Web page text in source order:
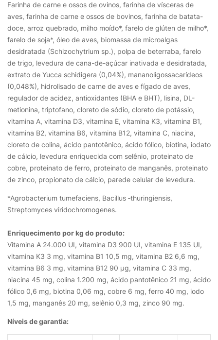
Farinha de carne e ossos de ovinos, farinha de vísceras de
aves, farinha de carne e ossos de bovinos, farinha de batata-
doce, arroz quebrado, milho moído*, farelo de glúten de milho*,
farelo de soja*, óleo de aves, biomassa de microalgas
desidratada (Schizochytrium sp.), polpa de beterraba, farelo
de trigo, levedura de cana-de-açúcar inativada e desidratada,
extrato de Yucca schidigera (0,04%), mananoligossacarídeos
(0,048%), hidrolisado de carne de aves e fígado de aves,
regulador de acidez, antioxidantes (BHA e BHT), lisina, DL-
metionina, triptofano, cloreto de sódio, cloreto de potássio,
vitamina A, vitamina D3, vitamina E, vitamina K3, vitamina B1,
vitamina B2, vitamina B6, vitamina B12, vitamina C, niacina,
cloreto de colina, ácido pantotênico, ácido fólico, biotina, iodato
de cálcio, levedura enriquecida com selênio, proteinato de
cobre, proteinato de ferro, proteinato de manganês, proteinato
de zinco, propionato de cálcio, parede celular de levedura.
*Agrobacterium tumefaciens, Bacillus ‑thuringiensis,
Streptomyces viridochromogenes.
Enriquecimento por kg do produto:
Vitamina A 24.000 UI, vitamina D3 900 UI, vitamina E 135 UI,
vitamina K3 3 mg, vitamina B1 10,5 mg, vitamina B2 6,6 mg,
vitamina B6 3 mg, vitamina B12 90 μg, vitamina C 33 mg,
niacina 45 mg, colina 1.200 mg, ácido pantotênico 21 mg, ácido
fólico 0,6 mg, biotina 0,06 mg, cobre 6 mg, ferro 40 mg, iodo
1,5 mg, manganês 20 mg, selênio 0,3 mg, zinco 90 mg.
Níveis de garantia: